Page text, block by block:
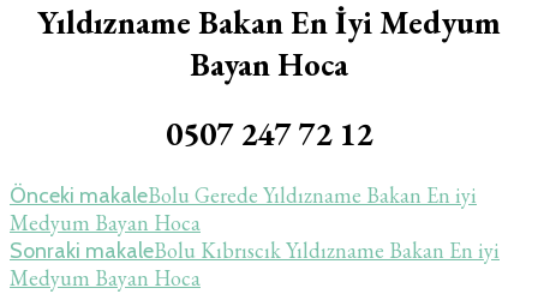
Yıldızname Bakan En İyi Medyum
Bayan Hoca
0507 247 72 12
Yazı
dolaşımı
Önceki makaleBolu Gerede Yıldızname Bakan En iyi
Medyum Bayan Hoca
Sonraki makaleBolu Kıbrıscık Yıldızname Bakan En iyi
Medyum Bayan Hoca